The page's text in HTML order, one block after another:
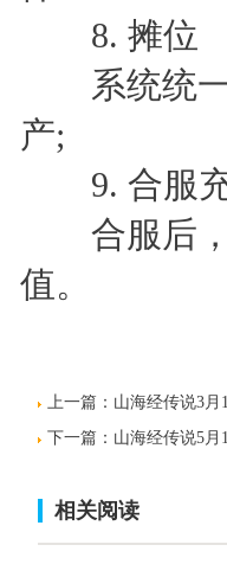
8. 摊位
系统统一
产;
9. 合服
合服后，
值。
上一篇： 山海经传说3月
下一篇： 山海经传说5月
相关阅读